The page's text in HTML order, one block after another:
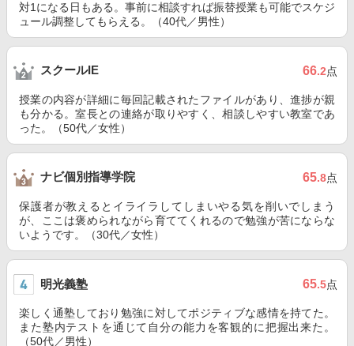
対1になる日もある。事前に相談すれば振替授業も可能でスケジ
ュール調整してもらえる。（40代／男性）
スクールIE 66.2点
授業の内容が詳細に毎回記載されたファイルがあり、進捗が親
も分かる。室長との連絡が取りやすく、相談しやすい教室であ
った。（50代／女性）
ナビ個別指導学院 65.8点
保護者が教えるとイライラしてしまいやる気を削いでしまう
が、ここは褒められながら育ててくれるので勉強が苦にならな
いようです。（30代／女性）
明光義塾 65.5点
楽しく通塾しており勉強に対してポジティブな感情を持てた。
また塾内テストを通じて自分の能力を客観的に把握出来た。
（50代／男性）